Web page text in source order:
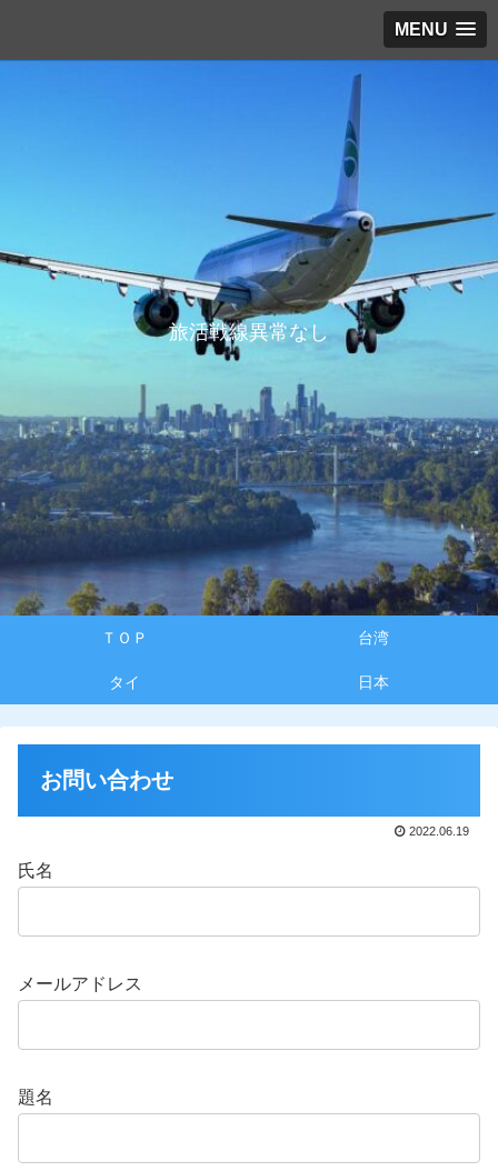
MENU
旅活戦線異常なし
ＴＯＰ 台湾
タイ 日本
お問い合わせ
2022.06.19
氏名
メールアドレス
題名